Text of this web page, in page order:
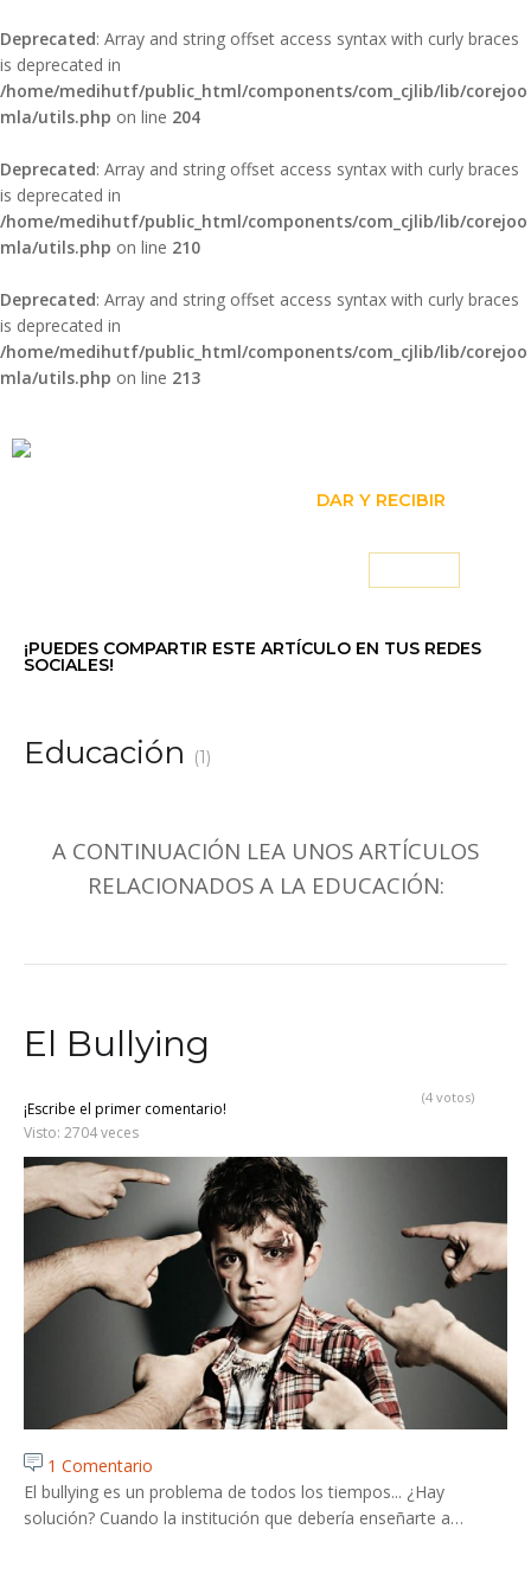
Deprecated: Array and string offset access syntax with curly braces
is deprecated in
/home/medihutf/public_html/components/com_cjlib/lib/corejoo
mla/utils.php on line 204
Deprecated: Array and string offset access syntax with curly braces
is deprecated in
/home/medihutf/public_html/components/com_cjlib/lib/corejoo
mla/utils.php on line 210
Deprecated: Array and string offset access syntax with curly braces
is deprecated in
/home/medihutf/public_html/components/com_cjlib/lib/corejoo
mla/utils.php on line 213
DAR Y RECIBIR
¡PUEDES COMPARTIR ESTE ARTÍCULO EN TUS REDES
SOCIALES!
Educación (1)
A CONTINUACIÓN LEA UNOS ARTÍCULOS
RELACIONADOS A LA EDUCACIÓN:
El Bullying
¡Escribe el primer comentario!
(4 votos)
Visto: 2704 veces
1 Comentario
El bullying es un problema de todos los tiempos... ¿Hay
solución? Cuando la institución que debería enseñarte a…